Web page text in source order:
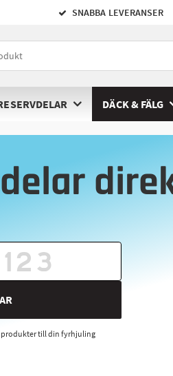
SNABBA LEVERANSER
DÄCK & FÄLG
produkter till din fyrhjuling